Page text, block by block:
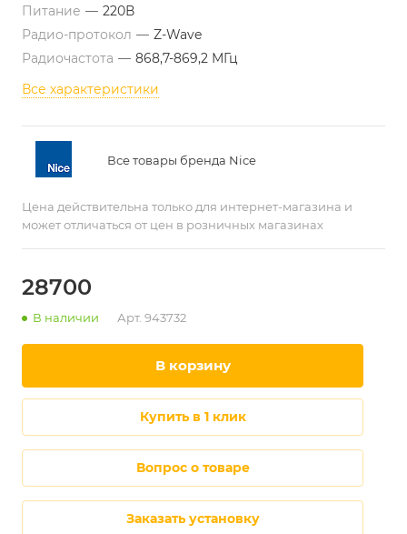
Питание — 220В
Радио-протокол — Z-Wave
Радиочастота — 868,7-869,2 МГц
Все характеристики
Все товары бренда Nice
Цена действительна только для интернет-магазина и
может отличаться от цен в розничных магазинах
28700
В наличии Арт. 943732
в корзину
купить в 1 клик
Вопрос о товаре
Заказать установку